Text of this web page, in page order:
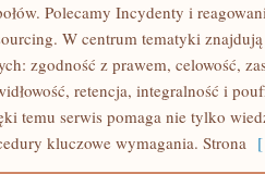
Polecamy Incydenty i
W centrum tematyki
zgodność z prawem, celowość,
retencja, integralność i
temu serwis pomaga nie tylko
kluczowe wymagania. Strona